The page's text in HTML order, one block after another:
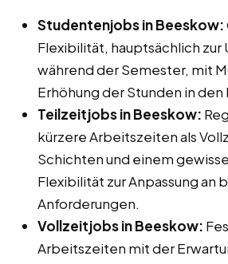
Studentenjobs in Beeskow:
Flexibilität, hauptsächlich zur
während der Semester, mit
Erhöhung der Stunden in den
Teilzeitjobs in Beeskow:
kürzere Arbeitszeiten als
Schichten und einem
Flexibilität zur Anpassung an
Anforderungen.
Vollzeitjobs in Beeskow:
Arbeitszeiten mit der